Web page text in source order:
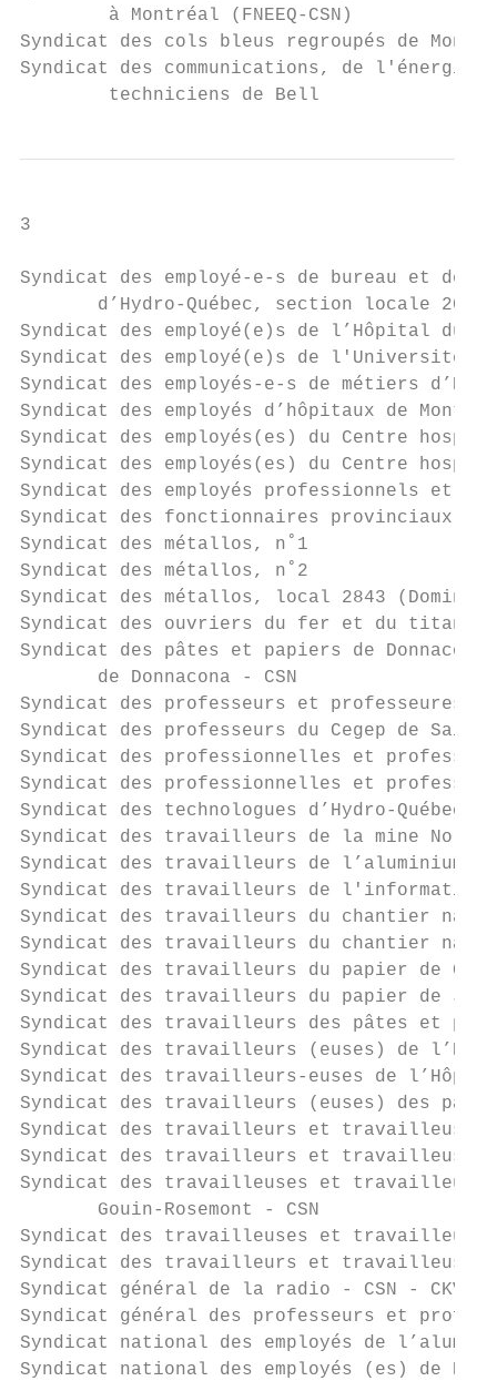
à Montréal (FNEEQ-CSN)
Syndicat des cols bleus regroupés de
Syndicat des communications, de
techniciens de Bell
3
Syndicat des employé-e-s de bureau et de
d’Hydro-Québec, section locale
Syndicat des employé(e)s de l’Hôpital
Syndicat des employé(e)s de
Syndicat des employés-e-s de métiers
Syndicat des employés d’hôpitaux
Syndicat des employés(es) du Centre
Syndicat des employés(es) du Centre
Syndicat des employés
Syndicat des fonctionnaires
Syndicat des métallos, n˚1
Syndicat des métallos, n˚2
Syndicat des métallos, local 2843
Syndicat des ouvriers du fer et du
Syndicat des pâtes et papiers de
de Donnacona - CSN
Syndicat des professeurs et
Syndicat des professeurs du Cegep de
Syndicat des professionnelles et
Syndicat des professionnelles et
Syndicat des technologues d’Hydro-
Syndicat des travailleurs de la mine
Syndicat des travailleurs de
Syndicat des travailleurs de
Syndicat des travailleurs du chantier
Syndicat des travailleurs du chantier
Syndicat des travailleurs du papier de
Syndicat des travailleurs du papier
Syndicat des travailleurs des pâtes et
Syndicat des travailleurs (euses) de
Syndicat des travailleurs-euses de
Syndicat des travailleurs (euses) des
Syndicat des travailleurs et
Syndicat des travailleurs et
Syndicat des travailleuses et travailleurs
Gouin-Rosemont - CSN
Syndicat des travailleuses et
Syndicat des travailleurs et travailleuses
Syndicat général de la radio - CSN
Syndicat général des professeurs et
Syndicat national des employés de
Syndicat national des employés (es) de